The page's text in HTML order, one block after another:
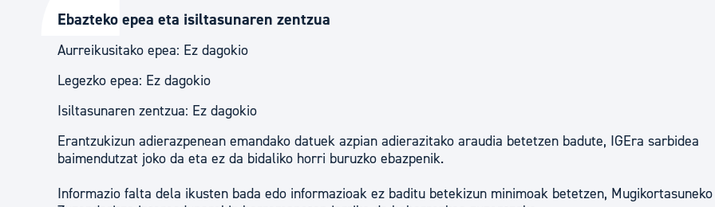
Ebazteko epea eta isiltasunaren zentzua
Aurreikusitako epea: Ez dagokio
Legezko epea: Ez dagokio
Isiltasunaren zentzua: Ez dagokio
Erantzukizun adierazpenean emandako datuek azpian adierazitako araudia betetzen badute, IGEra sarbidea
baimendutzat joko da eta ez da bidaliko horri buruzko ebazpenik.
Informazio falta dela ikusten bada edo informazioak ez baditu betekizun minimoak betetzen, Mugikortasuneko